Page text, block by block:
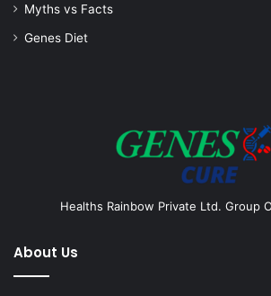
Myths vs Facts
Genes Diet
Healths Rainbow Private Ltd. Group
About Us